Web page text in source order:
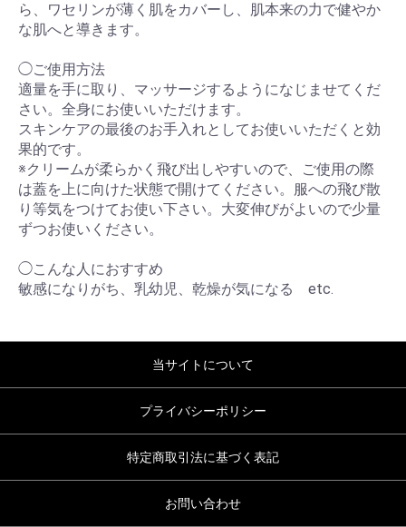
ら、ワセリンが薄く肌をカバーし、肌本来の力で健やか
な肌へと導きます。
◯ご使用方法
適量を手に取り、マッサージするようになじませてくだ
さい。全身にお使いいただけます。
スキンケアの最後のお手入れとしてお使いいただくと効
果的です。
※クリームが柔らかく飛び出しやすいので、ご使用の際
は蓋を上に向けた状態で開けてください。服への飛び散
り等気をつけてお使い下さい。大変伸びがよいので少量
ずつお使いください。
◯こんな人におすすめ
敏感になりがち、乳幼児、乾燥が気になる etc.
当サイトについて
プライバシーポリシー
特定商取引法に基づく表記
お問い合わせ